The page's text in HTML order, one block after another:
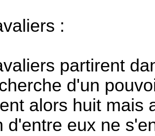
:
partirent
d'un
alors huit mais
d'entre eux ne